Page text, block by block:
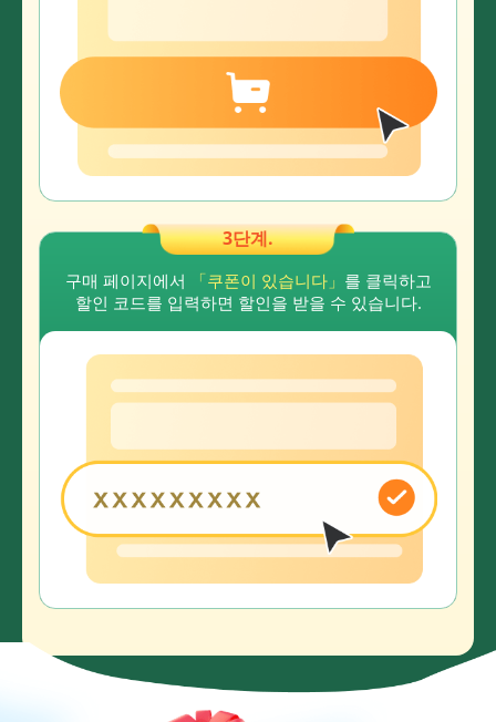
3단계.
구매 페이지에서 「쿠폰이 있습니다」 를 클릭하고
할인 코드를 입력하면 할인을 받을 수 있습니다.